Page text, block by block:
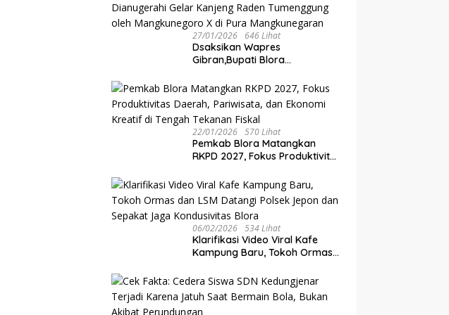
27/01/2026 646 Lihat
‎Dsaksikan Wapres
Gibran,Bupati Blora
Raden Tumenggung oleh
Mangkunegoro X di Pura
Mangkunegaran
22/01/2026 570 Lihat
‎Pemkab Blora Matangkan
RKPD 2027, Fokus Produktivitas
Ekonomi Kreatif di Tengah
Tekanan Fiskal
06/02/2026 534 Lihat
‎Klarifikasi Video Viral Kafe
Kampung Baru, Tokoh Ormas
dan Sepakat Jaga
Kondusivitas Blora